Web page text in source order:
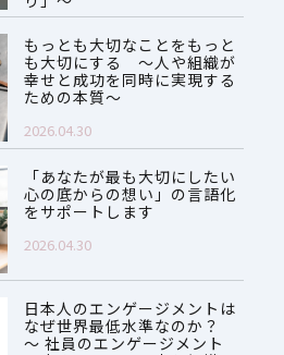
もっとも大切なことをもっと
も大切にする ～人や組織が
幸せと成功を同時に実現する
ための本質～
2026.04.30
「あなたが最も大切にしたい
心の底からの想い」の言語化
をサポートします
2026.04.30
日本人のエンゲージメントは
なぜ世界最低水準なのか？
～ 社員のエンゲージメント